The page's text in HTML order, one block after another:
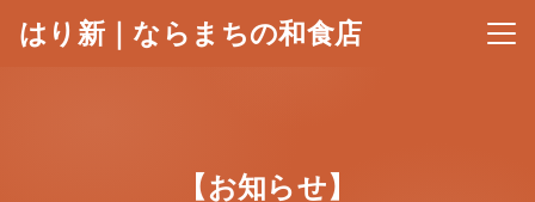
はり新｜ならまちの和食店 メニ
【お知らせ】